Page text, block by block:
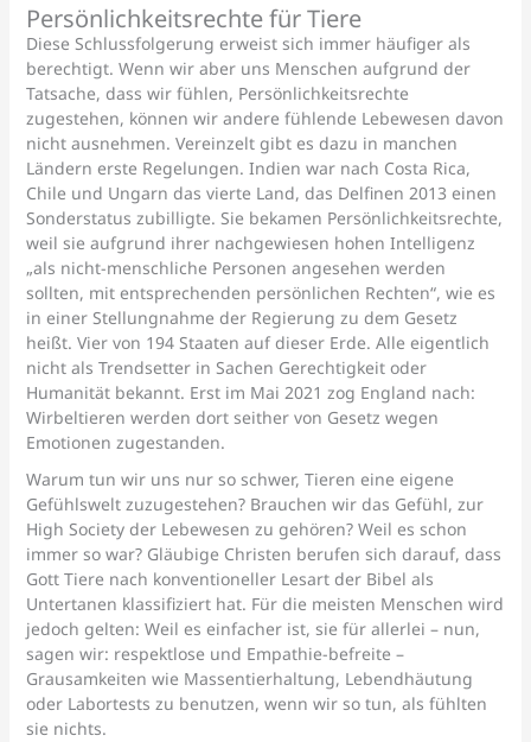
Persönlichkeitsrechte für Tiere
Diese Schlussfolgerung erweist sich immer häufiger als
berechtigt. Wenn wir aber uns Menschen aufgrund der
Tatsache, dass wir fühlen, Persönlichkeitsrechte
zugestehen, können wir andere fühlende Lebewesen davon
nicht ausnehmen. Vereinzelt gibt es dazu in manchen
Ländern erste Regelungen. Indien war nach Costa Rica,
Chile und Ungarn das vierte Land, das Delfinen 2013 einen
Sonderstatus zubilligte. Sie bekamen Persönlichkeitsrechte,
weil sie aufgrund ihrer nachgewiesen hohen Intelligenz
„als nicht-menschliche Personen angesehen werden
sollten, mit entsprechenden persönlichen Rechten“, wie es
in einer Stellungnahme der Regierung zu dem Gesetz
heißt. Vier von 194 Staaten auf dieser Erde. Alle eigentlich
nicht als Trendsetter in Sachen Gerechtigkeit oder
Humanität bekannt. Erst im Mai 2021 zog England nach:
Wirbeltieren werden dort seither von Gesetz wegen
Emotionen zugestanden.
Warum tun wir uns nur so schwer, Tieren eine eigene
Gefühlswelt zuzugestehen? Brauchen wir das Gefühl, zur
High Society der Lebewesen zu gehören? Weil es schon
immer so war? Gläubige Christen berufen sich darauf, dass
Gott Tiere nach konventioneller Lesart der Bibel als
Untertanen klassifiziert hat. Für die meisten Menschen wird
jedoch gelten: Weil es einfacher ist, sie für allerlei – nun,
sagen wir: respektlose und Empathie-befreite –
Grausamkeiten wie Massentierhaltung, Lebendhäutung
oder Labortests zu benutzen, wenn wir so tun, als fühlten
sie nichts.